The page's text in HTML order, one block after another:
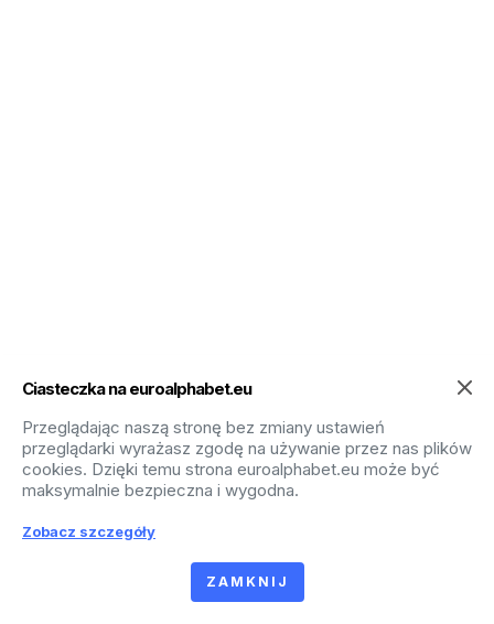
Ciasteczka na euroalphabet.eu
Przeglądając naszą stronę bez zmiany ustawień
przeglądarki wyrażasz zgodę na używanie przez nas plików
cookies. Dzięki temu strona euroalphabet.eu może być
maksymalnie bezpieczna i wygodna.
Zobacz szczegóły
ZAMKNIJ